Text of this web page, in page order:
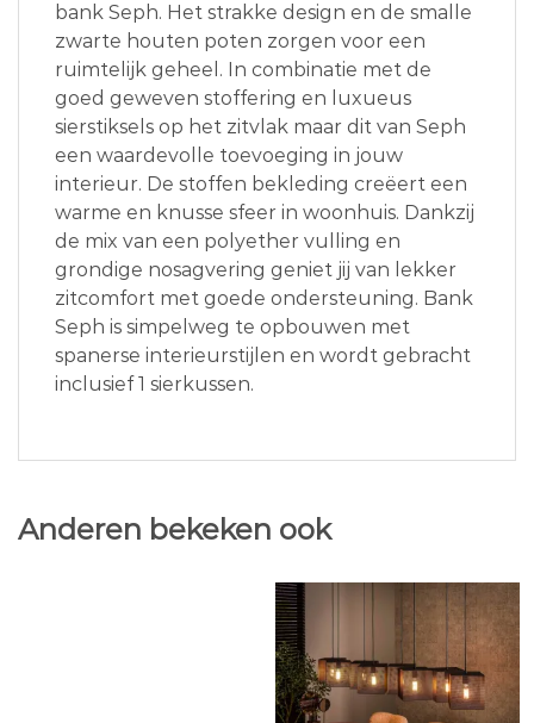
bank Seph. Het strakke design en de smalle
zwarte houten poten zorgen voor een
ruimtelijk geheel. In combinatie met de
goed geweven stoffering en luxueus
sierstiksels op het zitvlak maar dit van Seph
een waardevolle toevoeging in jouw
interieur. De stoffen bekleding creëert een
warme en knusse sfeer in woonhuis. Dankzij
de mix van een polyether vulling en
grondige nosagvering geniet jij van lekker
zitcomfort met goede ondersteuning. Bank
Seph is simpelweg te opbouwen met
spanerse interieurstijlen en wordt gebracht
inclusief 1 sierkussen.
Anderen bekeken ook